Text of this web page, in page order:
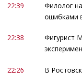
22:39
Филолог
ошибками
22:38
Фигурист
22:26
В